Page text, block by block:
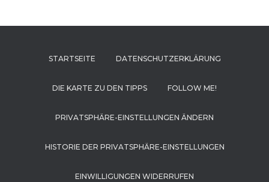
STARTSEITE DATENSCHUTZERKLÄRUNG
DIE KARTE ZU DEN TIPPS FOLLOW ME!
PRIVATSPHÄRE-EINSTELLUNGEN ÄNDERN
HISTORIE DER PRIVATSPHÄRE-EINSTELLUNGEN
EINWILLIGUNGEN WIDERRUFEN